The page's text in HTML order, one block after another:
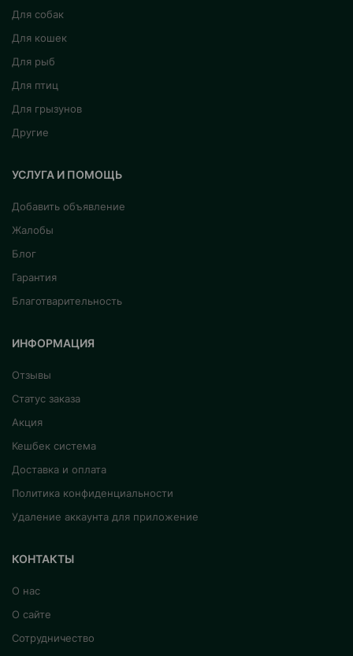
Для собак
Для кошек
Для рыб
Для птиц
Для грызунов
Другие
УСЛУГА И ПОМОЩЬ
Добавить объявление
Жалобы
Блог
Гарантия
Благотварительность
ИНФОРМАЦИЯ
Отзывы
Статус заказа
Акция
Кешбек система
Доставка и оплата
Политика конфиденциальности
Удаление аккаунта для приложение
КОНТАКТЫ
О нас
О сайте
Сотрудничество